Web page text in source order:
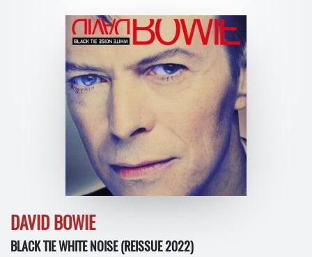
DAVID BOWIE
BLACK TIE WHITE NOISE (REISSUE 2022)